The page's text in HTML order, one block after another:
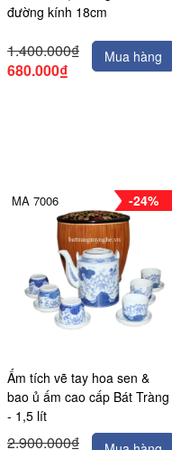
đường kính 18cm
1.400.000₫
680.000₫
Mua hàng
-24%
MA 7006
Ấm tích vẽ tay hoa sen &
bao ủ ấm cao cấp Bát Tràng
- 1,5 lít
2.900.000₫